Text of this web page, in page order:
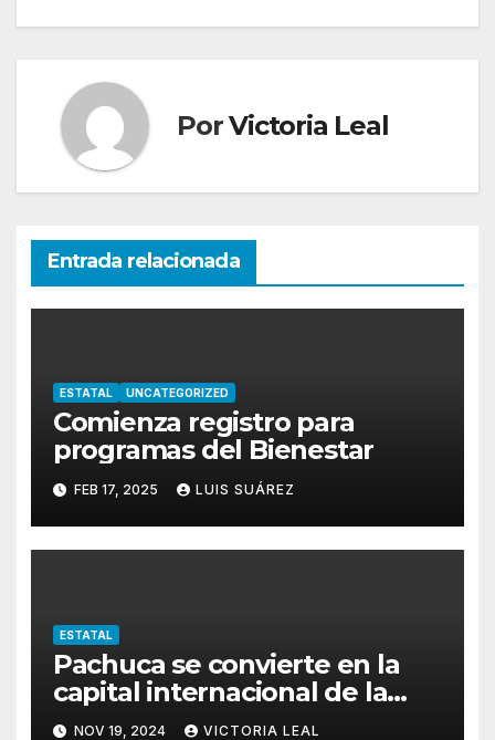
PorVictoria Leal
Entrada relacionada
ESTATAL UNCATEGORIZED
Comienza registro para
programas del Bienestar
FEB 17, 2025 LUIS SUÁREZ
ESTATAL
Pachuca se convierte en la
capital internacional de la
salsa
NOV 19, 2024 VICTORIA LEAL